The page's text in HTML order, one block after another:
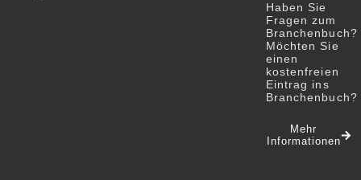
Haben Sie
Fragen zum
Branchenbuch?
Möchten Sie
einen
kostenfreien
Eintrag ins
Branchenbuch?
Mehr
Informationen